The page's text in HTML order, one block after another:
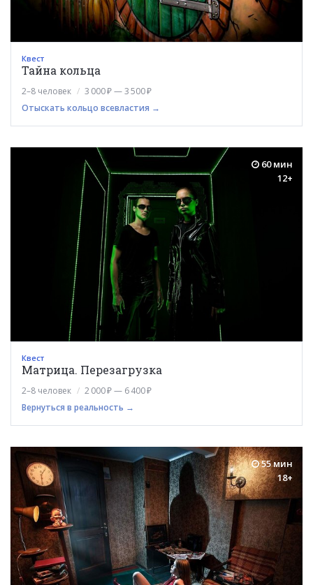
Квест
Тайна кольца
2–8 человек
3 000 ₽ — 3 500 ₽
Отыскать кольцо всевластия →
60 мин
12+
Квест
Матрица. Перезагрузка
2–8 человек
2 000 ₽ — 6 400 ₽
Вернуться в реальность →
55 мин
18+